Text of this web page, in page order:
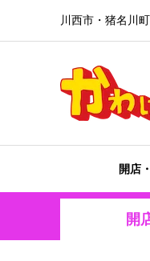
川西市・猪名川
開店
開